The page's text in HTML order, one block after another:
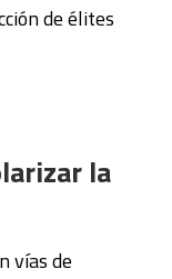
de élites
la
vías de